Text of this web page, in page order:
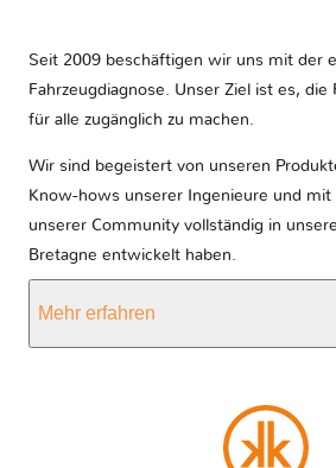
Seit 2009 beschäftigen wir uns mit der
Fahrzeugdiagnose. Unser Ziel ist es, die
für alle zugänglich zu machen.
Wir sind begeistert von unseren
Know-hows unserer Ingenieure und mit
unserer Community vollständig in
Bretagne entwickelt haben.
Mehr erfahren